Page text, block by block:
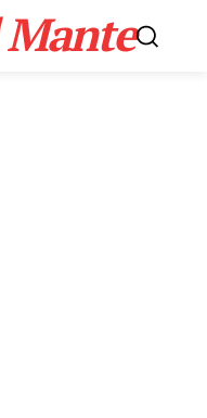
Mante